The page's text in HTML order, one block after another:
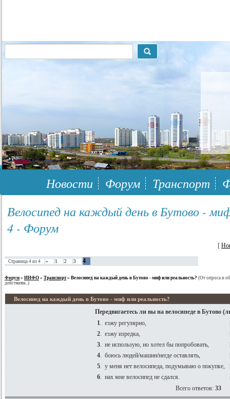
117148, г.Москва, ЮЗАО, муниципальный район Южное Бутово
Новости Форум Транспорт
Велосипед на каждый день в Бутово -
4 - Форум
[
Страница 4 из 4 « 1 2 3 4
Форум » ИНФО » Транспорт » Велосипед на каждый день в Бутово - миф или реальность? (От опроса и
действиям..)
Велосипед на каждый день в Бутово - миф или реальность?
Передвигаетесь ли вы на велосипеде в Бутово
1. езжу регулярно,
2. езжу изредка,
3. не использую, но хотел бы попробовать,
4. боюсь людей/машин/негде оставлять,
5. у меня нет велосипеда, подумываю о покупке,
6. нах мне велосипед не сдался.
Всего ответов: 33